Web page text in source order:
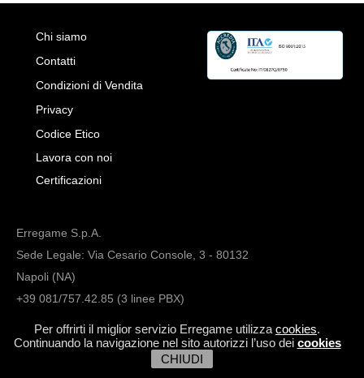
Per offrirti il miglior servizio Erregame utilizza cookies.
Continuando la navigazione nel sito autorizzi l’uso dei cookies
CHIUDI
Chi siamo
Contatti
Condizioni di Vendita
Privacy
Codice Etico
Lavora con noi
Certificazioni
Erregame S.p.A.
Sede Legale: Via Cesario Console, 3 - 80132
Napoli (NA)
+39 081/757.42.85 (3 linee PBX)